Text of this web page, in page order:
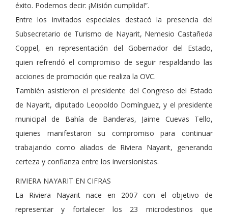
éxito. Podemos decir: ¡Misión cumplida!”.
Entre los invitados especiales destacó la presencia del
Subsecretario de Turismo de Nayarit, Nemesio Castañeda
Coppel, en representación del Gobernador del Estado,
quien refrendó el compromiso de seguir respaldando las
acciones de promoción que realiza la OVC.
También asistieron el presidente del Congreso del Estado
de Nayarit, diputado Leopoldo Domínguez, y el presidente
municipal de Bahía de Banderas, Jaime Cuevas Tello,
quienes manifestaron su compromiso para continuar
trabajando como aliados de Riviera Nayarit, generando
certeza y confianza entre los inversionistas.
RIVIERA NAYARIT EN CIFRAS
La Riviera Nayarit nace en 2007 con el objetivo de
representar y fortalecer los 23 microdestinos que